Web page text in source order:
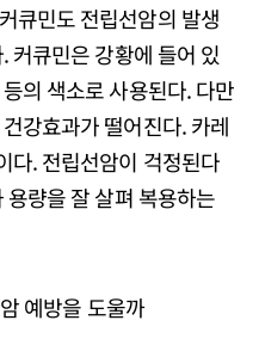
큐민도 전립선암의 발생
커큐민은 강황에 들어 있
의 색소로 사용된다. 다만
강효과가 떨어진다. 카레
다. 전립선암이 걱정된다
량을 잘 살펴 복용하는
예방을 도울까